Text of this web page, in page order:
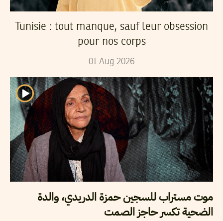
Tunisie : tout manque, sauf leur obsession
pour nos corps
01 Aug 2026
موت مستراب للسجين حمزة الدريدي، والدة
الضحية تكسر حاجز الصمت